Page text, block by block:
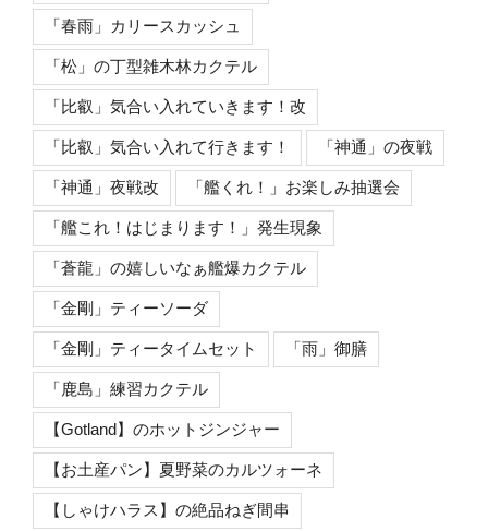
「春雨」カリースカッシュ
「松」の丁型雑木林カクテル
「比叡」気合い入れていきます！改
「比叡」気合い入れて行きます！ 「神通」の夜戦
「神通」夜戦改 「艦くれ！」お楽しみ抽選会
「艦これ！はじまります！」発生現象
「蒼龍」の嬉しいなぁ艦爆カクテル
「金剛」ティーソーダ
「金剛」ティータイムセット 「雨」御膳
「鹿島」練習カクテル
【Gotland】のホットジンジャー
【お土産パン】夏野菜のカルツォーネ
【しゃけハラス】の絶品ねぎ間串